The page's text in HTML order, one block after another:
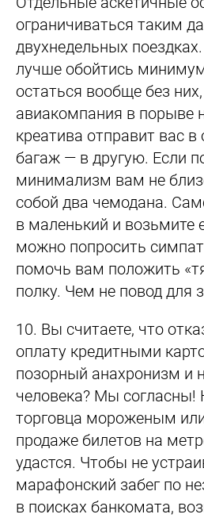
ограничиваться таким
двухнедельных
лучше обойтись
остаться вообще без них,
авиакомпания в порыве
креатива отправит вас в
багаж — в другую. Если
минимализм вам не
собой два чемодана.
в маленький и возьмите
можно попросить
помочь вам положить
полку. Чем не повод для
10. Вы считаете, что
оплату кредитными
позорный анахронизм и
человека? Мы согласны!
торговца мороженым
продаже билетов на
удастся. Чтобы не
марафонский забег по
в поисках банкомата,